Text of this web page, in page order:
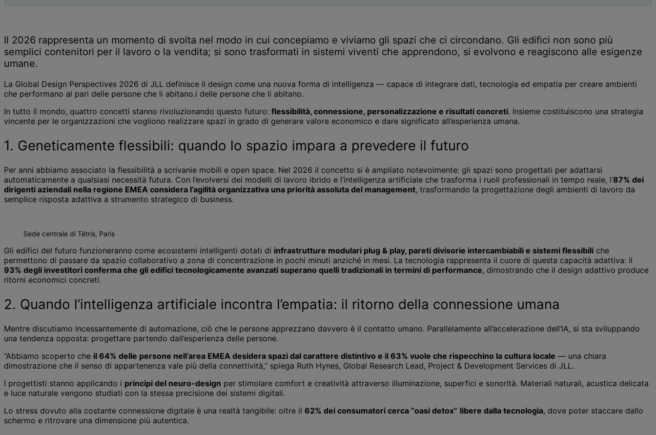
Il 2026 rappresenta un momento di svolta nel modo in cui concepiamo e viviamo gli spazi che ci circondano. Gli edifici non sono più
semplici contenitori per il lavoro o la vendita; si sono trasformati in sistemi viventi che apprendono, si evolvono e reagiscono alle esigenze
umane.
La Global Design Perspectives 2026 di JLL definisce il design come una nuova forma di intelligenza — capace di integrare dati, tecnologia ed empatia per creare ambienti
che performano al pari delle persone che li abitano.i delle persone che li abitano.
In tutto il mondo, quattro concetti stanno rivoluzionando questo futuro: flessibilità, connessione, personalizzazione e risultati concreti. Insieme costituiscono una strategia
vincente per le organizzazioni che vogliono realizzare spazi in grado di generare valore economico e dare significato all’esperienza umana.
1. Geneticamente flessibili: quando lo spazio impara a prevedere il futuro
Per anni abbiamo associato la flessibilità a scrivanie mobili e open space. Nel 2026 il concetto si è ampliato notevolmente: gli spazi sono progettati per adattarsi
automaticamente a qualsiasi necessità futura. Con l’evolversi dei modelli di lavoro ibrido e l’intelligenza artificiale che trasforma i ruoli professionali in tempo reale, l’87% dei
dirigenti aziendali nella regione EMEA considera l’agilità organizzativa una priorità assoluta del management, trasformando la progettazione degli ambienti di lavoro da
semplice risposta adattiva a strumento strategico di business.
Sede centrale di Tétris, Paris
Gli edifici del futuro funzioneranno come ecosistemi intelligenti dotati di infrastrutture modulari plug & play, pareti divisorie intercambiabili e sistemi flessibili che
permettono di passare da spazio collaborativo a zona di concentrazione in pochi minuti anziché in mesi. La tecnologia rappresenta il cuore di questa capacità adattiva: il
93% degli investitori conferma che gli edifici tecnologicamente avanzati superano quelli tradizionali in termini di performance, dimostrando che il design adattivo produce
ritorni economici concreti.
2. Quando l’intelligenza artificiale incontra l’empatia: il ritorno della connessione umana
Mentre discutiamo incessantemente di automazione, ciò che le persone apprezzano davvero è il contatto umano. Parallelamente all’accelerazione dell’IA, si sta sviluppando
una tendenza opposta: progettare partendo dall’esperienza delle persone.
“Abbiamo scoperto che il 64% delle persone nell’area EMEA desidera spazi dal carattere distintivo e il 63% vuole che rispecchino la cultura locale — una chiara
dimostrazione che il senso di appartenenza vale più della connettività,” spiega Ruth Hynes, Global Research Lead, Project & Development Services di JLL.
I progettisti stanno applicando i principi del neuro-design per stimolare comfort e creatività attraverso illuminazione, superfici e sonorità. Materiali naturali, acustica delicata
e luce naturale vengono studiati con la stessa precisione dei sistemi digitali.
Lo stress dovuto alla costante connessione digitale è una realtà tangibile: oltre il 62% dei consumatori cerca “oasi detox” libere dalla tecnologia, dove poter staccare dallo
schermo e ritrovare una dimensione più autentica.